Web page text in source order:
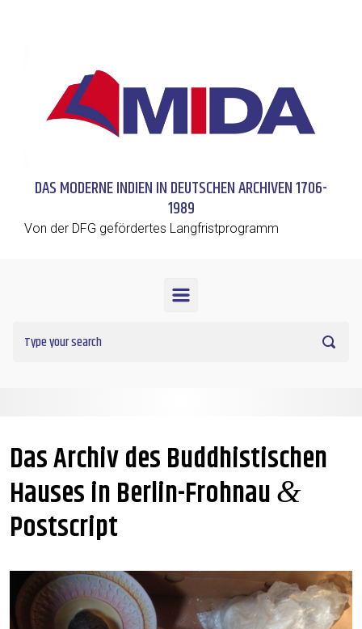
DAS MODERNE INDIEN IN DEUTSCHEN ARCHIVEN 1706-
1989
Von der DFG gefördertes Langfristprogramm
Das Archiv des Buddhistischen
Hauses in Berlin-Frohnau &
Postscript